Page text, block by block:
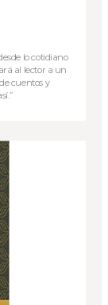
lo cotidiano
al lector a un
cuentos y